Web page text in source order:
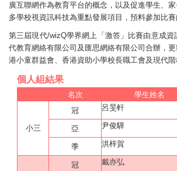
廣互聯網作為教育平台的概念，以及促進學生、
多學校視資訊科技為重點發展項目，預料參加比賽
第三屆現代/wizQ學界網上「激答」比賽由意成
代教育網絡有限公司及匯思網絡有限公司合辦，
港小童群益會、香港資助小學校長職工會及現代
個人組結果
名次 學生姓名
小三
冠 呂旻軒
亞 尹俊驊
季 洪梓賀
冠 戴亦弘